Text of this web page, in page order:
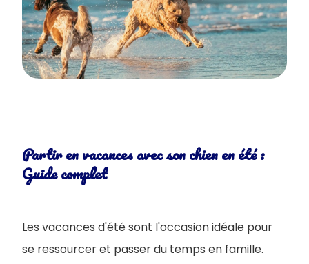
Partir en vacances avec son chien en été :
Guide complet
Les vacances d'été sont l'occasion idéale pour
se ressourcer et passer du temps en famille.